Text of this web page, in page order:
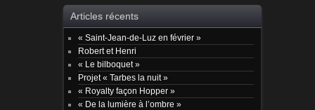
Articles récents
« Saint-Jean-de-Luz en février »
Robert et Henri
« Le bilboquet »
Projet « Tarbes la nuit »
« Royalty façon Hopper »
« De la lumière à l’ombre »